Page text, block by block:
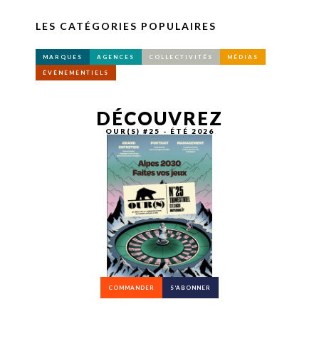
LES CATÉGORIES POPULAIRES
MARQUES AGENCES COLLECTIVITÉS MÉDIAS
ÉVÉNEMENTIELS
DÉCOUVREZ
OUR(S) #25 - ÉTÉ 2026
COMMANDER S’ABONNER